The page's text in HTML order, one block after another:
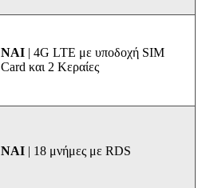
NAI | 4G LTE με υποδοχή SIM
Card και 2 Κεραίες
ΝΑΙ | 18 μνήμες με RDS